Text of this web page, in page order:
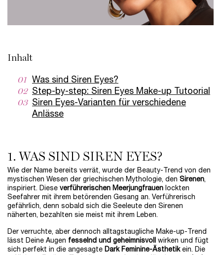
Inhalt
01 Was sind Siren Eyes?
02 Step-by-step: Siren Eyes Make-up Tutoorial
03 Siren Eyes-Varianten für verschiedene
Anlässe
1. WAS SIND SIREN EYES?
Wie der Name bereits verrät, wurde der Beauty-Trend von den
mystischen Wesen der griechischen Mythologie, den Sirenen,
inspiriert. Diese verführerischen Meerjungfrauen lockten
Seefahrer mit ihrem betörenden Gesang an. Verführerisch
gefährlich, denn sobald sich die Seeleute den Sirenen
näherten, bezahlten sie meist mit ihrem Leben.
Der verruchte, aber dennoch alltagstaugliche Make-up-Trend
lässt Deine Augen fesselnd und geheimnisvoll wirken und fügt
sich perfekt in die angesagte Dark Feminine-Ästhetikein. Die